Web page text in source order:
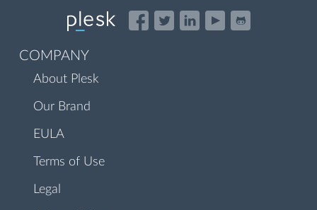
COMPANY
About Plesk
Our Brand
EULA
Terms of Use
Legal